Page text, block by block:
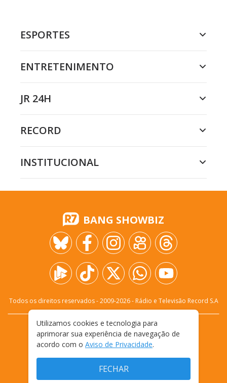
ESPORTES
ENTRETENIMENTO
JR 24H
RECORD
INSTITUCIONAL
BANG SHOWBIZ
Todos os direitos reservados - 2009-2026- Rádio e Televisão Record S.A
FALE CONOSCO
PRIVACIDADE
TERMOS E CONDIÇÕES DE USO
Utilizamos cookies e tecnologia para
aprimorar sua experiência de navegação de
acordo com o Aviso de Privacidade.
FECHAR